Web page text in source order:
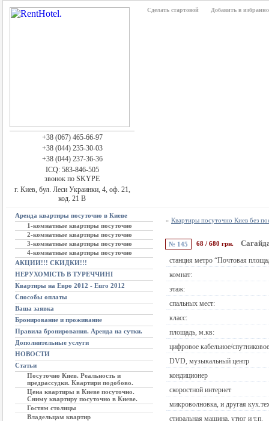
+38 (067) 465-66-97
+38 (044) 235-30-03
+38 (044) 237-36-36
ICQ: 583-846-505
звонок по SKYPE
г. Киев, бул. Леси Украинки, 4, оф. 21,
код. 21 В
Сделать стартовой Добавить в
Аренда квартиры посуточно в Киеве
1-комнатные квартиры посуточно
2-комнатные квартиры посуточно
3-комнатные квартиры посуточно
4-комнатные квартиры посуточно
АКЦИИ!!! СКИДКИ!!!
НЕРУХОМІСТЬ В ТУРЕЧЧИНІ
Квартиры на Евро 2012 - Euro 2012
Способы оплаты
Ваша заявка
Бронирование и проживание
Правила бронирования. Аренда на сутки.
Дополнительные услуги
НОВОСТИ
Статьи
Посуточно Киев. Реальность и
предрассудки. Квартири подобово.
Цена квартиры в Киеве посуточно.
Сниму квартиру посуточно в Киеве.
Гостям столицы
Владельцам квартир
» Квартиры посуточно Киев без
№ 145 68 / 680 грн.
станция метро “Почтовая
комнат:
этаж:
спальных мест:
класс:
площадь, м.кв:
цифровое кабельное/
DVD, музыкальный центр
кондиционер
скоростной интернет
микроволновка, и другая
стиральная машина, утюг и т.п.